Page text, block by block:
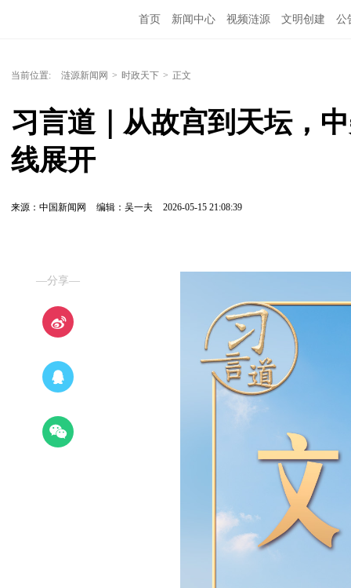
首页 新闻中心 视频涟源 文明创建 公
当前位置: 涟源新闻网 > 时政天下 > 正文
习言道｜从故宫到天坛，
线展开
来源：中国新闻网 编辑：吴一夫 2026-05-15 21:08:39
—分享—